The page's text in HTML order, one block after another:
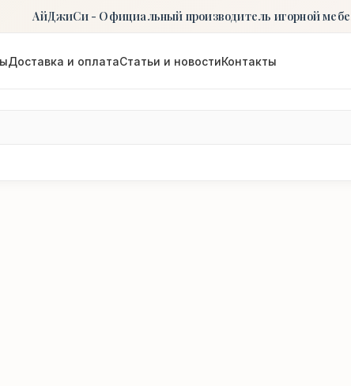
АйДжиСи - Официальный производитель игорной
Доставка и оплатаСтатьи и новостиКонтакты